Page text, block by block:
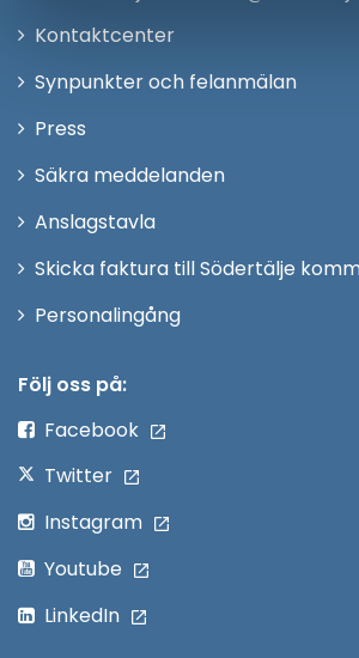
KontaktcenterÖppna
Synpunkter och felanmälan
Press
fönster
Säkra meddelanden
Anslagstavla
Skicka faktura till Södertälje
PersonalingångÖppna
Följ oss på:
Facebook
Twitter
Instagram
Youtube
LinkedIn